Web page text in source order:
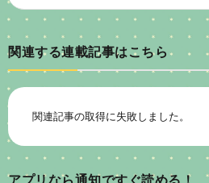
関連する連載記事はこちら
関連記事の取得に失敗しました。
アプリなら通知ですぐ読める！